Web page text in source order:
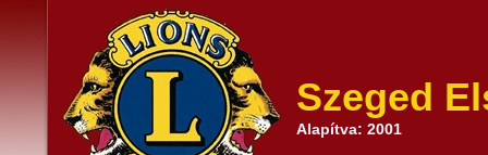
Szeged
Alapítva: 2001